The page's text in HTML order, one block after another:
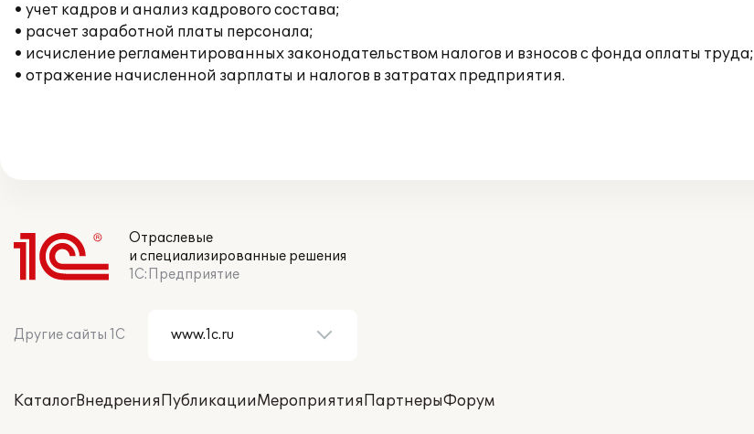
• учет кадров и анализ кадрового состава;
• расчет заработной платы персонала;
• исчисление регламентированных законодательством налогов и взносов с фонда оплаты труда;
• отражение начисленной зарплаты и налогов в затратах предприятия.
Отраслевые
и специализированные решения
1С:Предприятие
Другие сайты 1С
КаталогВнедренияПубликацииМероприятияПартнерыФорум